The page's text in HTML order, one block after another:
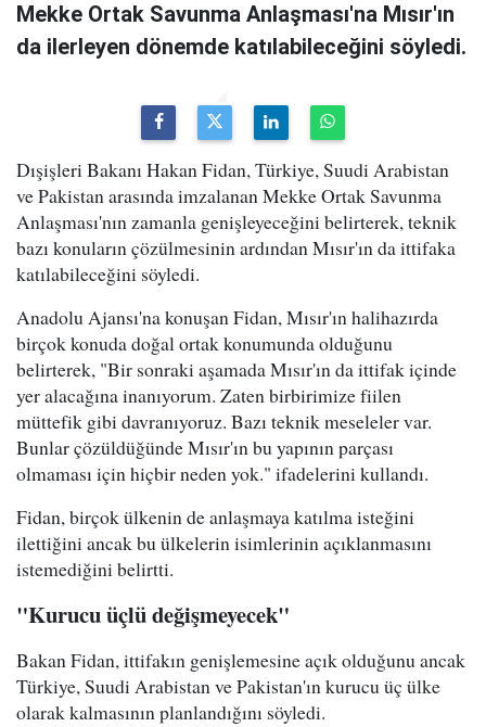
Mekke Ortak Savunma Anlaşması'na Mısır'ın
da ilerleyen dönemde katılabileceğini söyledi.
Dışişleri Bakanı Hakan Fidan, Türkiye, Suudi Arabistan
ve Pakistan arasında imzalanan Mekke Ortak Savunma
Anlaşması'nın zamanla genişleyeceğini belirterek, teknik
bazı konuların çözülmesinin ardından Mısır'ın da ittifaka
katılabileceğini söyledi.
Anadolu Ajansı'na konuşan Fidan, Mısır'ın halihazırda
birçok konuda doğal ortak konumunda olduğunu
belirterek, "Bir sonraki aşamada Mısır'ın da ittifak içinde
yer alacağına inanıyorum. Zaten birbirimize fiilen
müttefik gibi davranıyoruz. Bazı teknik meseleler var.
Bunlar çözüldüğünde Mısır'ın bu yapının parçası
olmaması için hiçbir neden yok." ifadelerini kullandı.
Fidan, birçok ülkenin de anlaşmaya katılma isteğini
ilettiğini ancak bu ülkelerin isimlerinin açıklanmasını
istemediğini belirtti.
"Kurucu üçlü değişmeyecek"
Bakan Fidan, ittifakın genişlemesine açık olduğunu ancak
Türkiye, Suudi Arabistan ve Pakistan'ın kurucu üç ülke
olarak kalmasının planlandığını söyledi.